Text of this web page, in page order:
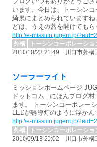
います。今日は、トーシン
綺麗にまとめられています
どは、うえの蓋を開けてもら
http://e-mission.jugem.jp/
外構
トーシンコーポレーショ
2010/10/23 21:49 川口市外
ソーラーライト
ミッションホームページ
ドットコム にほんブログ村
ます。 トーシンコーポレー
LEDが誘導灯のように浮か
http://e-mission.jugem.jp/
外構
トーシンコーポレーショ
2010/09/13 20:02 川口市外